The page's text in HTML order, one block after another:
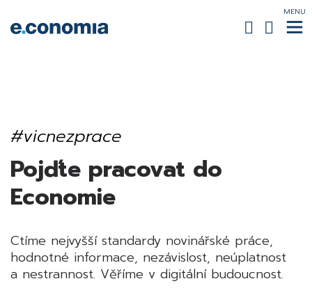
MENU
#vicnezprace
Pojďte pracovat do
Economie
Ctíme nejvyšší standardy novinářské práce,
hodnotné informace, nezávislost, neúplatnost
a nestrannost. Věříme v digitální budoucnost.